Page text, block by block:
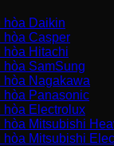
Daikin
Casper
Hitachi
SamSung
Nagakawa
Panasonic
Electrolux
Mitsubishi
Mitsubishi